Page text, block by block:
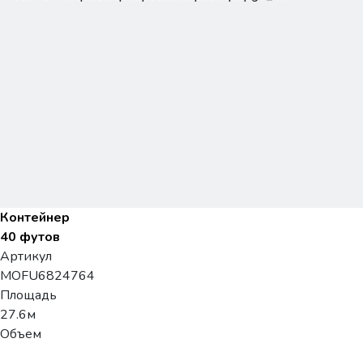
Контейнер
40 футов
Артикул
MOFU6824764
Площадь
27.6м
Объем